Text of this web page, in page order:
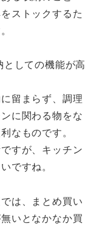
ストックするた
しての機能が高
留まらず、調理
に関わる物をな
なものです。
すが、キッチン
ですね。
は、まとめ買い
いとなかなか買